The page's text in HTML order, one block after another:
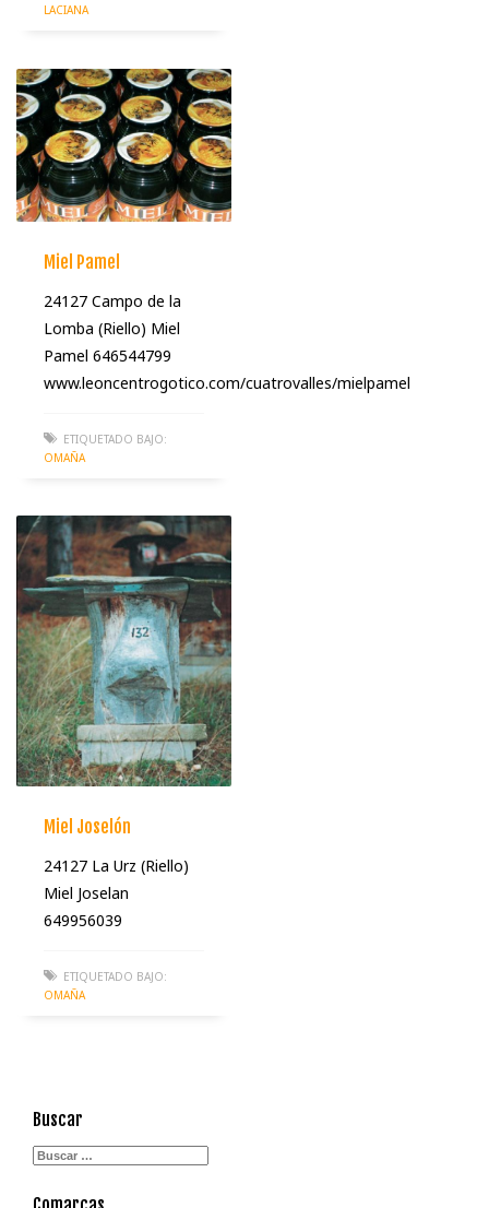
LACIANA
Miel Pamel
24127 Campo de la
Lomba (Riello) Miel
Pamel 646544799
www.leoncentrogotico.com/cuatrovalles/mielpamel
ETIQUETADO BAJO:
OMAÑA
Miel Joselón
24127 La Urz (Riello)
Miel Joselan
649956039
ETIQUETADO BAJO:
OMAÑA
Buscar